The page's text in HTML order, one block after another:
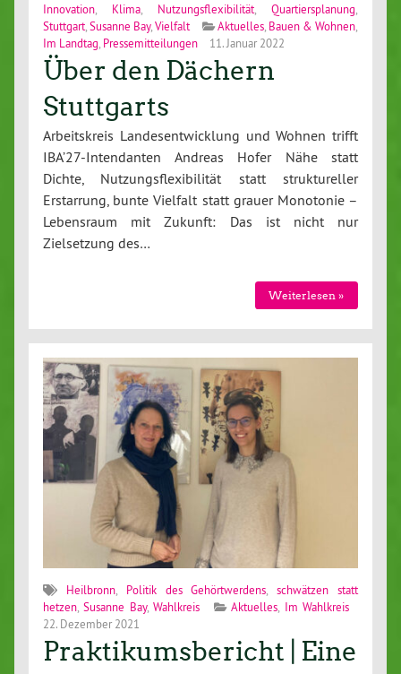
Innovation
Klima Nutzungsflexibilität Quartiersplanung
Stuttgart ,Susanne Bay,Vielfalt Aktuelles, Bauen & Wohnen
Im Landtag Pressemitteilungen 11. Januar 2022
Über den Dächern
Stuttgarts
Arbeitskreis Landesentwicklung und Wohnen trifft
IBA’27-Intendanten Andreas Hofer Nähe statt
Dichte, Nutzungsflexibilität statt struktureller
Erstarrung, bunte Vielfalt statt grauer Monotonie –
Lebensraum mit Zukunft: Das ist nicht nur
Zielsetzung des…
Weiterlesen »
Heilbronn, Politik des Gehörtwerdens ,schwätzen statt
hetzen ,Susanne Bay,Wahlkreis Aktuelles Im Wahlkreis
22. Dezember 2021
Praktikumsbericht | Eine